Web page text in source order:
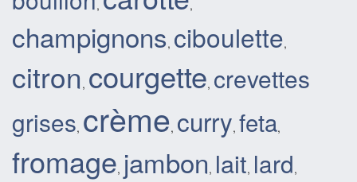
, ,
champignons, ciboulette,
citron , courgette, crevettes
grises, crème, curry, feta,
fromage, jambon, lait, lard,